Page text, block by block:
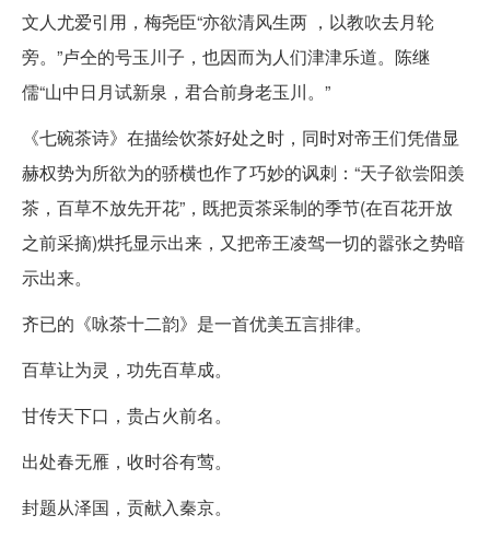
文人尤爱引用，梅尧臣“亦欲清风生两 ，以教吹去月轮
旁。”卢仝的号玉川子，也因而为人们津津乐道。陈继
儒“山中日月试新泉，君合前身老玉川。”
《七碗茶诗》在描绘饮茶好处之时，同时对帝王们凭借显
赫权势为所欲为的骄横也作了巧妙的讽刺：“天子欲尝阳羡
茶，百草不放先开花”，既把贡茶采制的季节(在百花开放
之前采摘)烘托显示出来，又把帝王凌驾一切的嚣张之势暗
示出来。
齐已的《咏茶十二韵》是一首优美五言排律。
百草让为灵，功先百草成。
甘传天下口，贵占火前名。
出处春无雁，收时谷有莺。
封题从泽国，贡献入秦京。